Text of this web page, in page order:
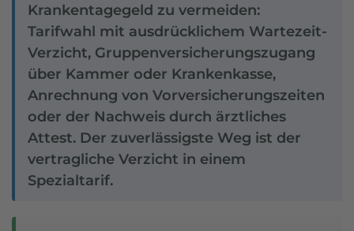
Krankentagegeld zu vermeiden:
Tarifwahl mit ausdrücklichem Wartezeit-
Verzicht, Gruppenversicherungszugang
über Kammer oder Krankenkasse,
Anrechnung von Vorversicherungszeiten
oder der Nachweis durch ärztliches
Attest. Der zuverlässigste Weg ist der
vertragliche Verzicht in einem
Spezialtarif.